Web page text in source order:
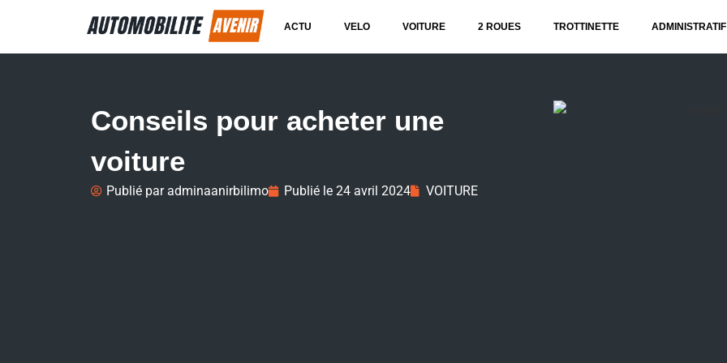
ACTU VELO VOITURE 2 ROUES TROTTINETTE ADMINISTRATIF
Conseils pour acheter une
voiture
Publié paradminaanirbilimo Publié le 24 avril 2024 VOITURE